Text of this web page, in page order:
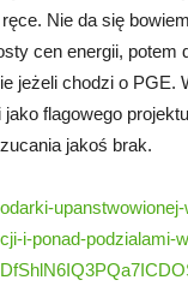
Nie da się
cen energii, potem
jeżeli chodzi o PGE.
flagowego
jakoś brak.
i-ponad-